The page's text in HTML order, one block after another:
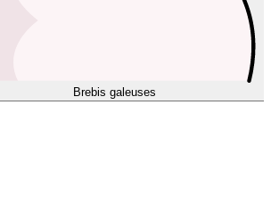
Brebis galeuses